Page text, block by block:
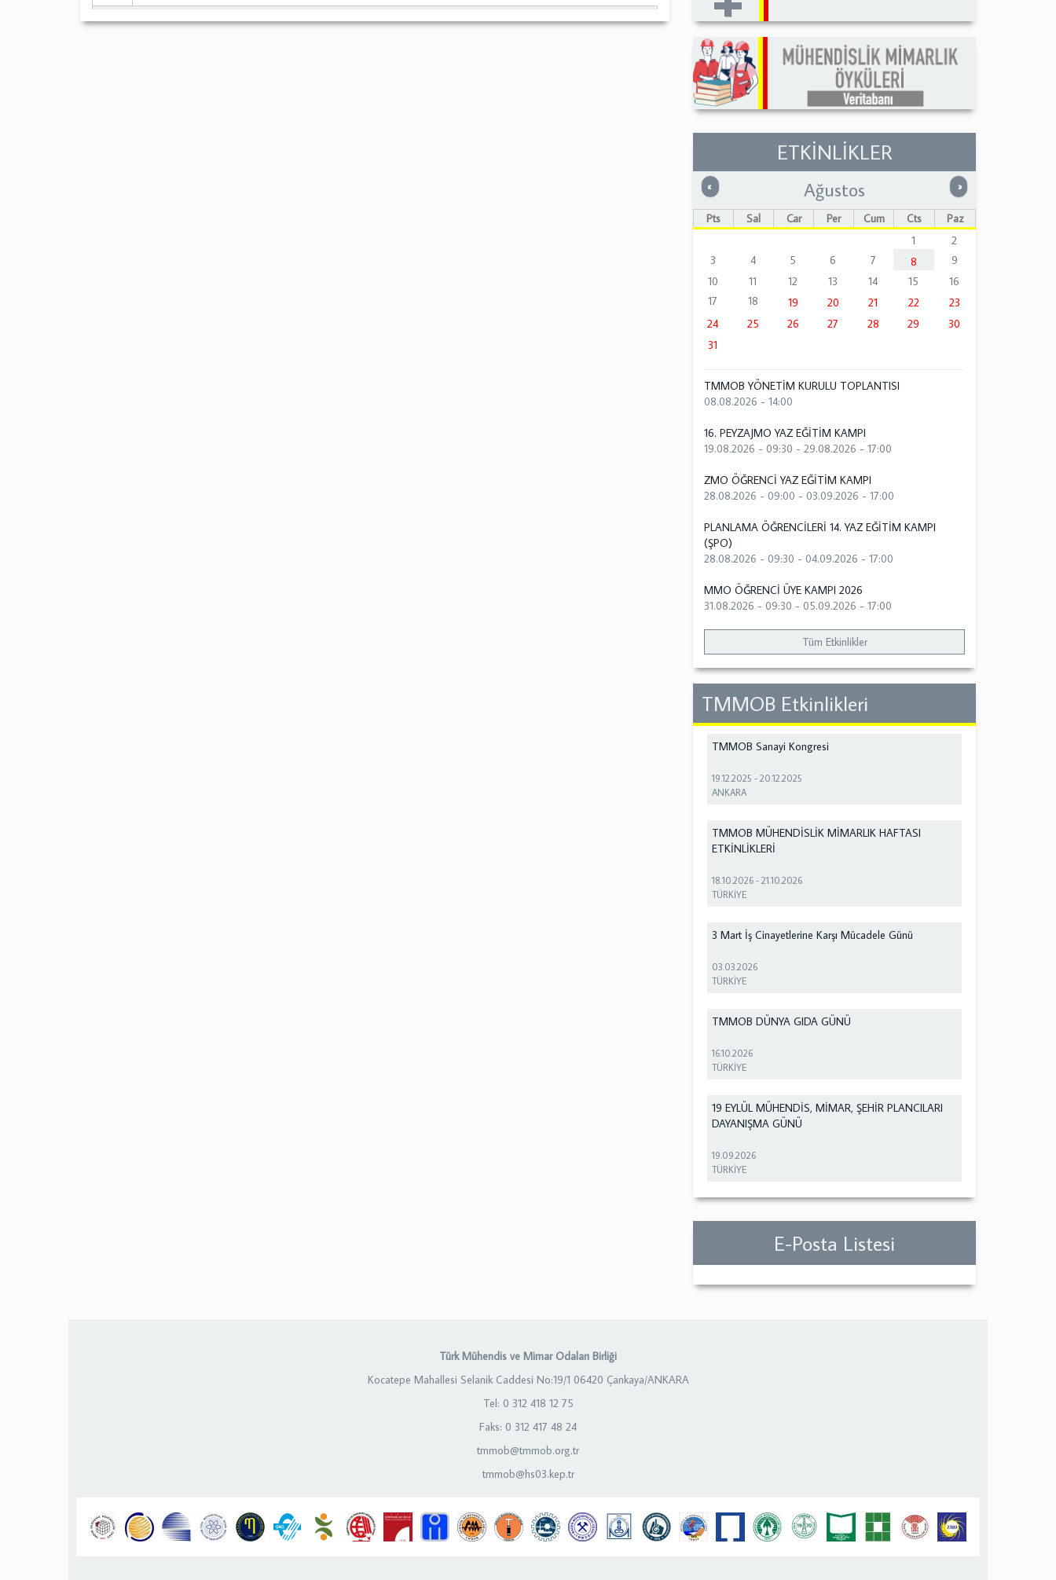
ETKİNLİKLER
« Önceki »Sonraki
Ağustos
Pts Sal Çar Per Cum Cts
Paz
1
2
3
4 5 6 7 8
9
10
11 12 13 14 15
16
17
18 19 20 21 22
23
24
25 26 27 28 29
30
31
TMMOB YÖNETİM KURULU TOPLANTISI
08.08.2026 - 14:00
16. PEYZAJMO YAZ EĞİTİM KAMPI
19.08.2026 - 09:30 -29.08.2026 - 17:00
ZMO ÖĞRENCİ YAZ EĞİTİM KAMPI
28.08.2026 - 09:00 -03.09.2026 - 17:00
PLANLAMA ÖĞRENCİLERİ 14. YAZ EĞİTİM KAMPI
(ŞPO)
28.08.2026 - 09:30 -04.09.2026 - 17:00
MMO ÖĞRENCİ ÜYE KAMPI 2026
31.08.2026 - 09:30 -05.09.2026 - 17:00
Tüm Etkinlikler
TMMOB Etkinlikleri
TMMOB Sanayi Kongresi
19.12.2025 -20.12.2025
ANKARA
TMMOB MÜHENDİSLİK MİMARLIK HAFTASI
ETKİNLİKLERİ
18.10.2026 -21.10.2026
TÜRKİYE
3 Mart İş Cinayetlerine Karşı Mücadele Günü
03.03.2026
TÜRKİYE
TMMOB DÜNYA GIDA GÜNÜ
16.10.2026
TÜRKİYE
19 EYLÜL MÜHENDİS, MİMAR, ŞEHİR PLANCILARI
DAYANIŞMA GÜNÜ
19.09.2026
TÜRKİYE
E-Posta Listesi
Türk Mühendis ve Mimar Odaları Birliği
Kocatepe Mahallesi Selanik Caddesi No:19/1 06420 Çankaya/ANKARA
Tel: 0 312 418 12 75
Faks: 0 312 417 48 24
tmmob@tmmob.org.tr
tmmob@hs03.kep.tr